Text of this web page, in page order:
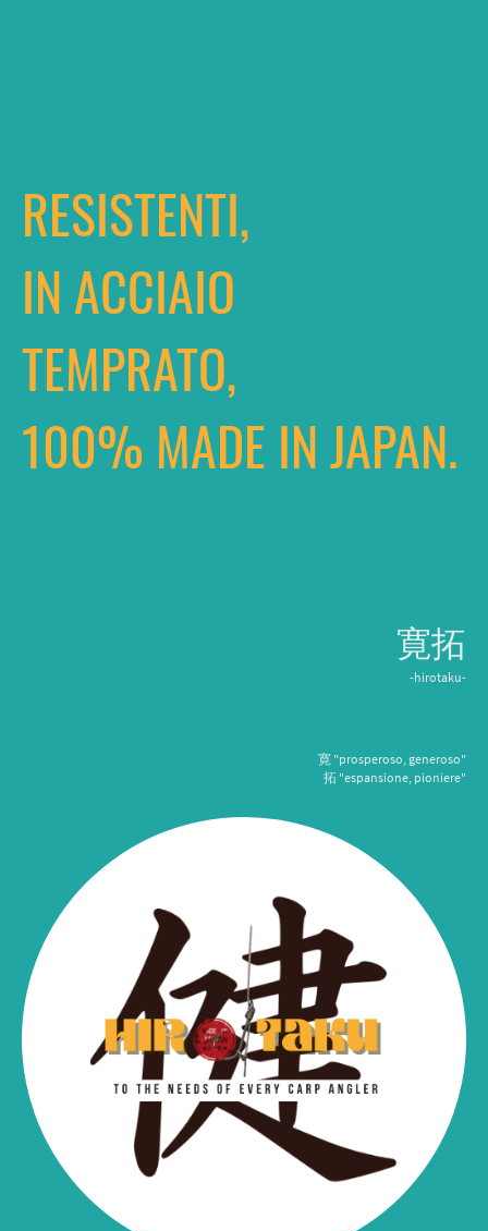
RESISTENTI,
IN ACCIAIO
TEMPRATO,
100% MADE IN JAPAN.
寛拓
-hirotaku-
寛 "prosperoso, generoso"
拓 "espansione, pioniere"